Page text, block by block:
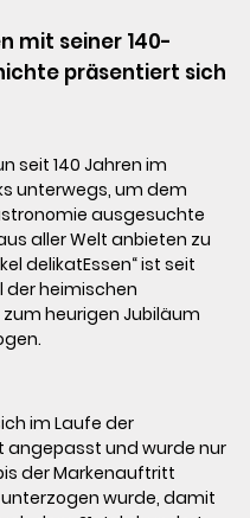
mit seiner 140-
präsentiert sich
seit 140 Jahren im
unterwegs, um dem
ausgesuchte
aller Welt anbieten zu
delikatEssen“ ist seit
der heimischen
heurigen Jubiläum
im Laufe der
angepasst und wurde nur
der Markenauftritt
wurde, damit